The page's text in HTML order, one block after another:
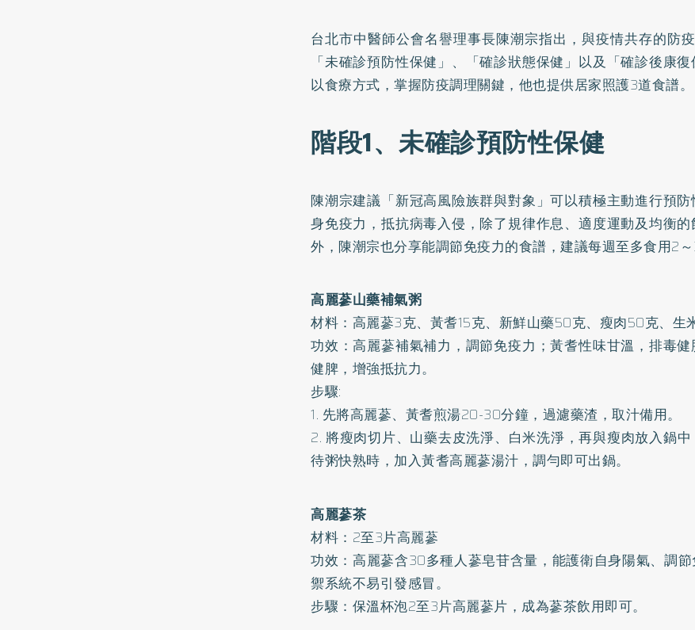
台北市中醫師公會名譽理事長陳潮宗指出，與疫情共存的防
「未確診預防性保健」、「確診狀態保健」以及「確診後康
以食療方式，掌握防疫調理關鍵，他也提供居家照護3道食譜。
階段1、未確診預防性保健
陳潮宗建議 「新冠高風險族群與對象」可以積極主動進行預
身免疫力，抵抗病毒入侵，除了規律作息、適度運動及均衡
外，陳潮宗也分享能調節免疫力的食譜，建議每週至多食用2～
高麗蔘山藥補氣粥
材料：高麗蔘3克、黃耆15克、新鮮山藥50克、瘦肉50克、生
功效：高麗蔘補氣補力，調節免疫力；黃耆性味甘溫，排毒
健脾，增強抵抗力。
步驟:
1. 先將高麗蔘、黃耆煎湯20-30分鐘，過濾藥渣，取汁備用。
2. 將瘦肉切片、山藥去皮洗淨、白米洗淨，再與瘦肉放入鍋中
待粥快熟時，加入黃耆高麗蔘湯汁，調勻即可出鍋。
高麗蔘茶
材料：2至3片高麗蔘
功效：高麗蔘含30多種人蔘皂苷含量，能護衛自身陽氣、調
禦系統不易引發感冒。
步驟：保溫杯泡2至3片高麗蔘片，成為蔘茶飲用即可。